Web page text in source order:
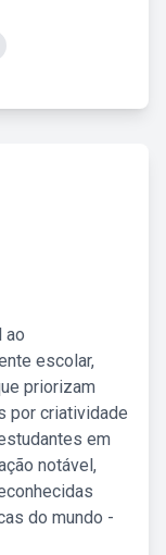
ao
escolar,
priorizam
por criatividade
em
notável,
do mundo -